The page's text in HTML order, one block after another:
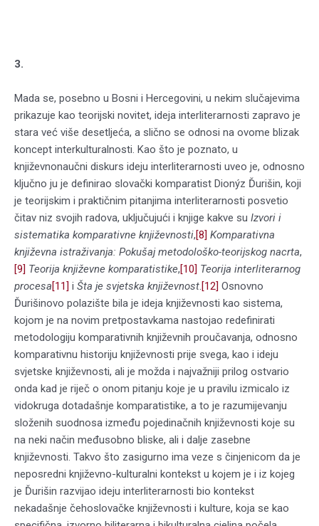
3.
Mada se, posebno u Bosni i Hercegovini, u nekim slučajevima
prikazuje kao teorijski novitet, ideja interliterarnosti zapravo je
stara već više desetljeća, a slično se odnosi na ovome blizak
koncept interkulturalnosti. Kao što je poznato, u
književnonaučni diskurs ideju interliterarnosti uveo je, odnosno
ključno ju je definirao slovački komparatist Dionýz Ďurišin, koji
je teorijskim i praktičnim pitanjima interliterarnosti posvetio
čitav niz svojih radova, uključujući i knjige kakve su Izvori i
sistematika komparativne književnosti,[8] Komparativna
književna istraživanja: Pokušaj metodološko-teorijskog nacrta,
[9] Teorija književne komparatistike,[10] Teorija interliterarnog
procesa[11] i Šta je svjetska književnost [12] Osnovno
Ďurišinovo polazište bila je ideja književnosti kao sistema,
kojom je na novim pretpostavkama nastojao redefinirati
metodologiju komparativnih književnih proučavanja, odnosno
komparativnu historiju književnosti prije svega, kao i ideju
svjetske književnosti, ali je možda i najvažniji prilog ostvario
onda kad je riječ o onom pitanju koje je u pravilu izmicalo iz
vidokruga dotadašnje komparatistike, a to je razumijevanju
složenih suodnosa između pojedinačnih književnosti koje su
na neki način međusobno bliske, ali i dalje zasebne
književnosti. Takvo što zasigurno ima veze s činjenicom da je
neposredni književno-kulturalni kontekst u kojem je i iz kojeg
je Ďurišin razvijao ideju interliterarnosti bio kontekst
nekadašnje čehoslovačke književnosti i kulture, koja se kao